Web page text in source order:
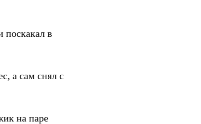
поскакал в
а сам снял с
на паре